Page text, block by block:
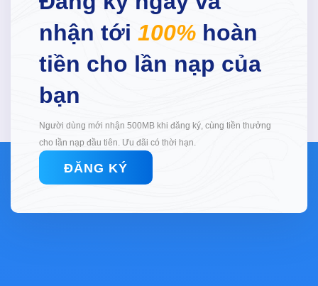
nhận tới 100% hoàn
tiền cho lần nạp của
bạn
Người dùng mới nhận 500MB khi đăng ký, cùng tiền thưởng
cho lần nạp đầu tiên. Ưu đãi có thời hạn.
ĐĂNG KÝ